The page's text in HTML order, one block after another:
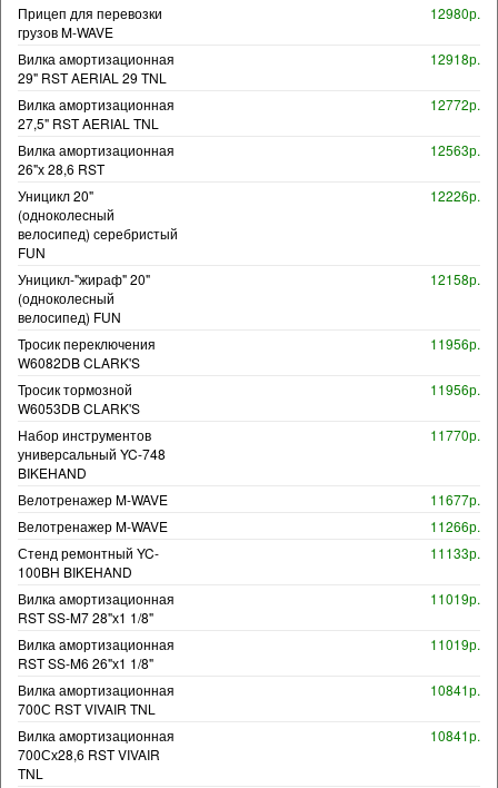
Прицеп для перевозки
грузов M-WAVE
12980р.
Вилка амортизационная
29" RST AERIAL 29 TNL
12918р.
Вилка амортизационная
27,5" RST AERIAL TNL
12772р.
Вилка амортизационная
26"х 28,6 RST
12563р.
Уницикл 20"
(одноколесный
велосипед) серебристый
FUN
12226р.
Уницикл-"жираф" 20"
(одноколесный
велосипед) FUN
12158р.
Тросик переключения
W6082DB CLARK'S
11956р.
Тросик тормозной
W6053DB CLARK'S
11956р.
Набор инструментов
универсальный YC-748
BIKEHAND
11770р.
Велотренажер M-WAVE
11677р.
Велотренажер M-WAVE
11266р.
Стенд ремонтный YC-
100BH BIKEHAND
11133р.
Вилка амортизационная
RST SS-M7 28"х1 1/8"
11019р.
Вилка амортизационная
RST SS-M6 26"х1 1/8"
11019р.
Вилка амортизационная
700С RST VIVAIR TNL
10841р.
Вилка амортизационная
700Сх28,6 RST VIVAIR
TNL
10841р.